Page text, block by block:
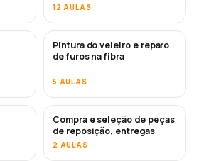
12 AULAS
EM BREVE
Pintura do veleiro e reparo
de furos na fibra
5 AULAS
EM BREVE
Compra e seleção de peças
de reposição, entregas
2 AULAS